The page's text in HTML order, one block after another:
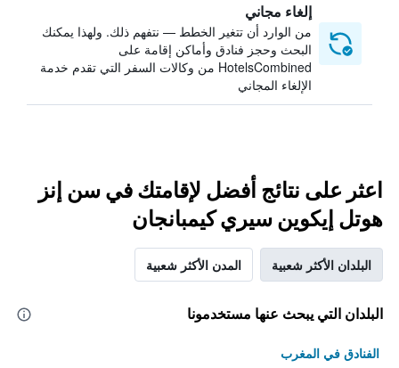
إلغاء مجاني
من الوارد أن تتغير الخطط — نتفهم ذلك. ولهذا يمكنك
البحث وحجز فنادق وأماكن إقامة على
HotelsCombined من وكالات السفر التي تقدم خدمة
الإلغاء المجاني
اعثر على نتائج أفضل لإقامتك في سن إنز
هوتل إيكوين سيري كيمبانجان
البلدان الأكثر شعبية المدن الأكثر شعبية
البلدان التي يبحث عنها مستخدمونا
الفنادق في المغرب